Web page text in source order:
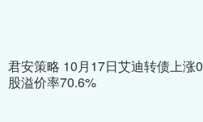
君安策略 10月17日艾迪转债上涨
股溢价率70.6%